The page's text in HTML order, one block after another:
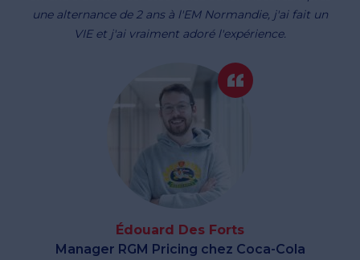
une alternance de 2 ans à l'EM Normandie, j'ai fait un
VIE et j'ai vraiment adoré l'expérience.
Édouard Des Forts
Manager RGM Pricing chez Coca-Cola